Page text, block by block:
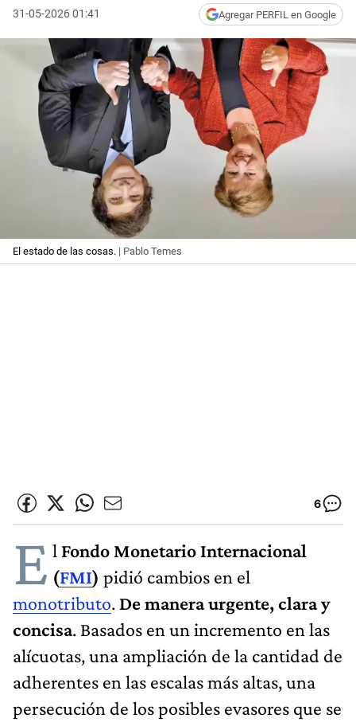
31-05-2026 01:41 Agregar PERFIL en Google
El estado de las cosas. | Pablo Temes
6
E l Fondo Monetario Internacional
(FMI) pidió cambios en el
monotributo. De manera urgente, clara y
concisa. Basados en un incremento en las
alícuotas, una ampliación de la cantidad de
adherentes en las escalas más altas, una
persecución de los posibles evasores que se